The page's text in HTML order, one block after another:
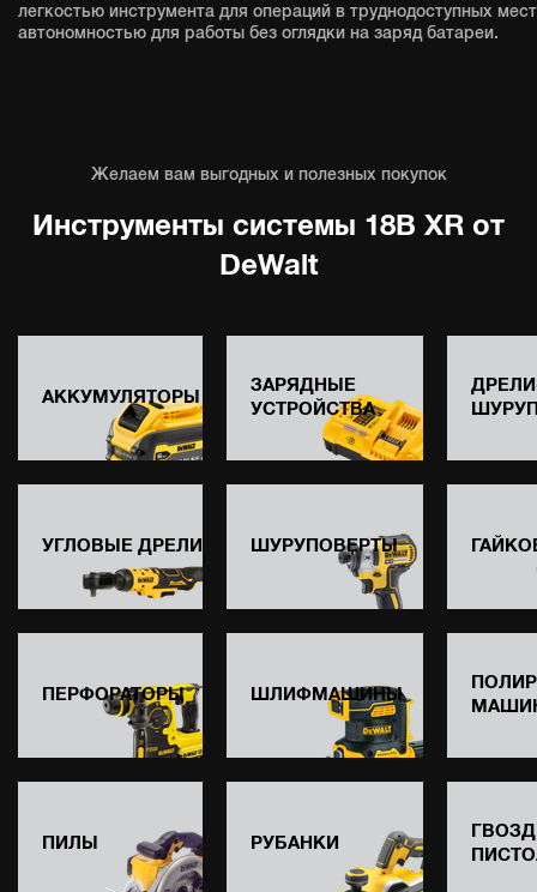
легкостью инструмента для операций в труднодоступных
автономностью для работы без оглядки на заряд батареи.
Желаем вам выгодных и полезных покупок
Инструменты системы 18В XR от
DeWalt
АККУМУЛЯТОРЫ
ЗАРЯДНЫЕ
УСТРОЙСТВА
УГЛОВЫЕ ДРЕЛИ ШУРУПОВЕРТЫ
ПЕРФОРАТОРЫ ШЛИФМАШИНЫ
ПИЛЫ РУБАНКИ